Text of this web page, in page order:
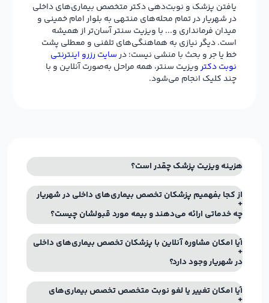
یافتن پزشک و نوبت‌دهی دکتر متخصص بیماری‌های داخلی
در شهریار در تمام محله‌های منتهی به بلوار امام خمینی و
میدان فرمانداری و... با ویزیت سنتر آسان‌تر از همیشه
است. دیگر نیازی به هماهنگی‌های تلفنی و معطلی پشت
خط یا جر و بحث با منشی نیست؛ درسایت رزرو اینترنتی
نوبت دکترویزیت سنتر، همه مراحل به‌صورت آنلاین و با
چند کلیک انجام می‌شود.
هزینه ویزیت پزشک چقدر است؟
از کجا بفهمیم پزشکان تخصص بیماری‌های داخلی در شهریار
چه خدماتی ارائه می‌دهند و بیمه مورد قبولشان چیست؟
آیا امکان مشاوره آنلاین با پزشکان تخصص بیماری‌های داخلی
در شهریار وجود دارد؟
آیا امکان تغییر یا لغو نوبت متخصص تخصص بیماری‌های